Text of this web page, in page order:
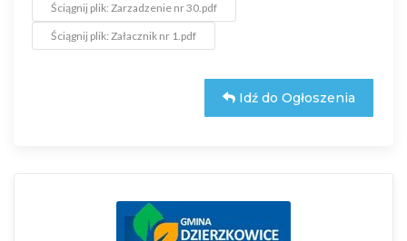
Ściągnij plik: Zarzadzenie nr 30.pdf
Ściągnij plik: Załacznik nr 1.pdf
Idź do Ogłoszenia